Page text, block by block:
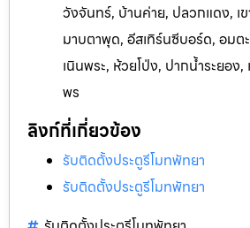
วังจันทร, บ้านค่าย, ปลวกแดง, เ
มาบตาพุด, อีสเทิร์นซีบอร์ด, อมต
เนินพระ, ห้วยโป่ง, ปากน้ำระยอง,
พร
ลิงก์ที่เกี่ยวข้อง
รับติดตั้งประตูรีโมทพัทยา
รับติดตั้งประตูรีโมทพัทยา